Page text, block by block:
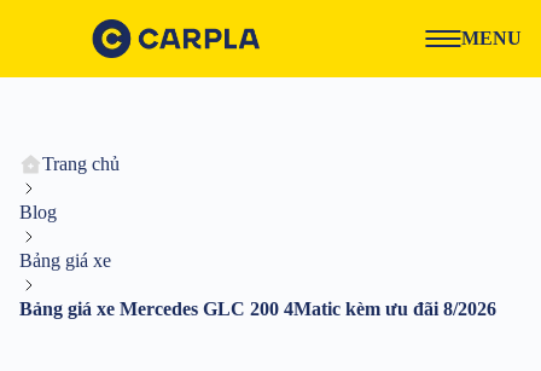
MENU
Trang chủ
Blog
Bảng giá xe
Bảng giá xe Mercedes GLC 200 4Matic kèm ưu đãi 8/2026